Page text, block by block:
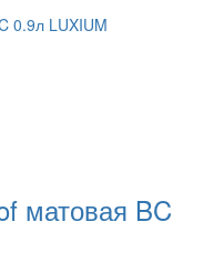
матовая BC